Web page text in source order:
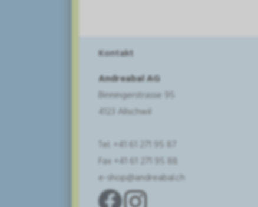
Kontakt
Andreabal AG
Binningerstrasse 95
4123 Allschwil
Tel. +41 61 271 95 87
Fax +41 61 271 95 88
e-shop@andreabal.ch